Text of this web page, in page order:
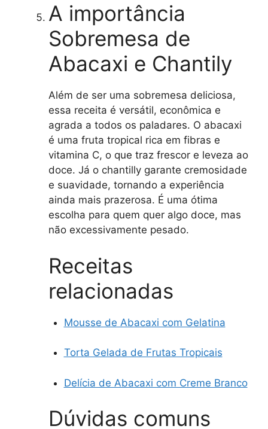
A importância
Sobremesa de
Abacaxi e Chantily
Além de ser uma sobremesa deliciosa,
essa receita é versátil, econômica e
agrada a todos os paladares. O abacaxi
é uma fruta tropical rica em fibras e
vitamina C, o que traz frescor e leveza ao
doce. Já o chantilly garante cremosidade
e suavidade, tornando a experiência
ainda mais prazerosa. É uma ótima
escolha para quem quer algo doce, mas
não excessivamente pesado.
Receitas
relacionadas
Mousse de Abacaxi com Gelatina
Torta Gelada de Frutas Tropicais
Delícia de Abacaxi com Creme Branco
Dúvidas comuns